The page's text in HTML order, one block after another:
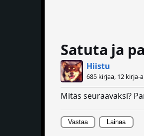
Satuta ja
Hiistu
685 kirjaa, 12 kirja-
Mitäs seuraavaksi?
Vastaa Lainaa